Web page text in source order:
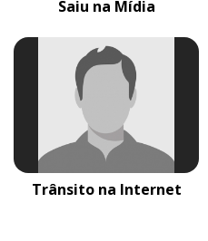
Saiu na Mídia
Trânsito na Internet